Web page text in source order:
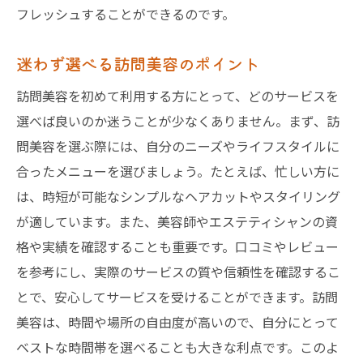
フレッシュすることができるのです。
迷わず選べる訪問美容のポイント
訪問美容を初めて利用する方にとって、どのサービスを
選べば良いのか迷うことが少なくありません。まず、訪
問美容を選ぶ際には、自分のニーズやライフスタイルに
合ったメニューを選びましょう。たとえば、忙しい方に
は、時短が可能なシンプルなヘアカットやスタイリング
が適しています。また、美容師やエステティシャンの資
格や実績を確認することも重要です。口コミやレビュー
を参考にし、実際のサービスの質や信頼性を確認するこ
とで、安心してサービスを受けることができます。訪問
美容は、時間や場所の自由度が高いので、自分にとって
ベストな時間帯を選べることも大きな利点です。このよ